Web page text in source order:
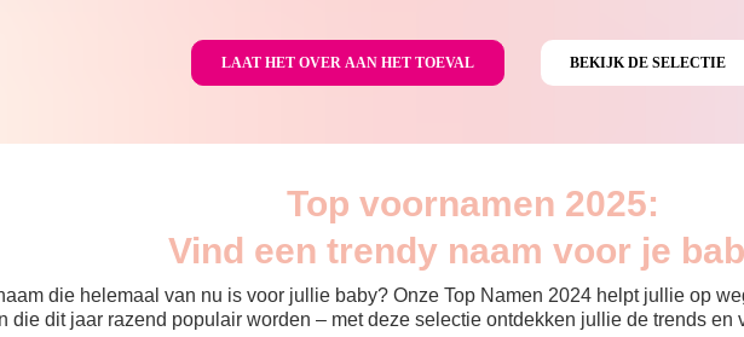
Top voornamen 2025:
Vind een trendy naam voor je
die helemaal van nu is voor jullie baby? Onze Top Namen 2024 helpt jullie op
die dit jaar razend populair worden – met deze selectie ontdekken jullie de trends